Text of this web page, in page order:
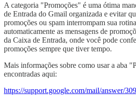
A categoria "Promoções" é uma ótima
de Entrada do Gmail organizada e evitar
promoções ou spam interrompam sua
automaticamente as mensagens de
da Caixa de Entrada, onde você pode
promoções sempre que tiver tempo.
Mais informações sobre como usar a aba
encontradas aqui:
https://support.google.com/mail/answer/